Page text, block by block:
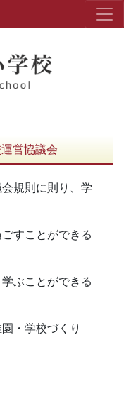
営協議会
規則に則り、学
すことができる
ぶことができる
・学校づくり